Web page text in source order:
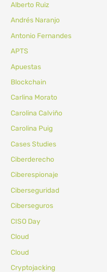
Alberto Ruiz
Andrés Naranjo
Antonio Fernandes
APTS
Apuestas
Blockchain
Carlina Morato
Carolina Calviño
Carolina Puig
Cases Studies
Ciberderecho
Ciberespionaje
Ciberseguridad
Ciberseguros
CISO Day
Cloud
Cloud
Cryptojacking